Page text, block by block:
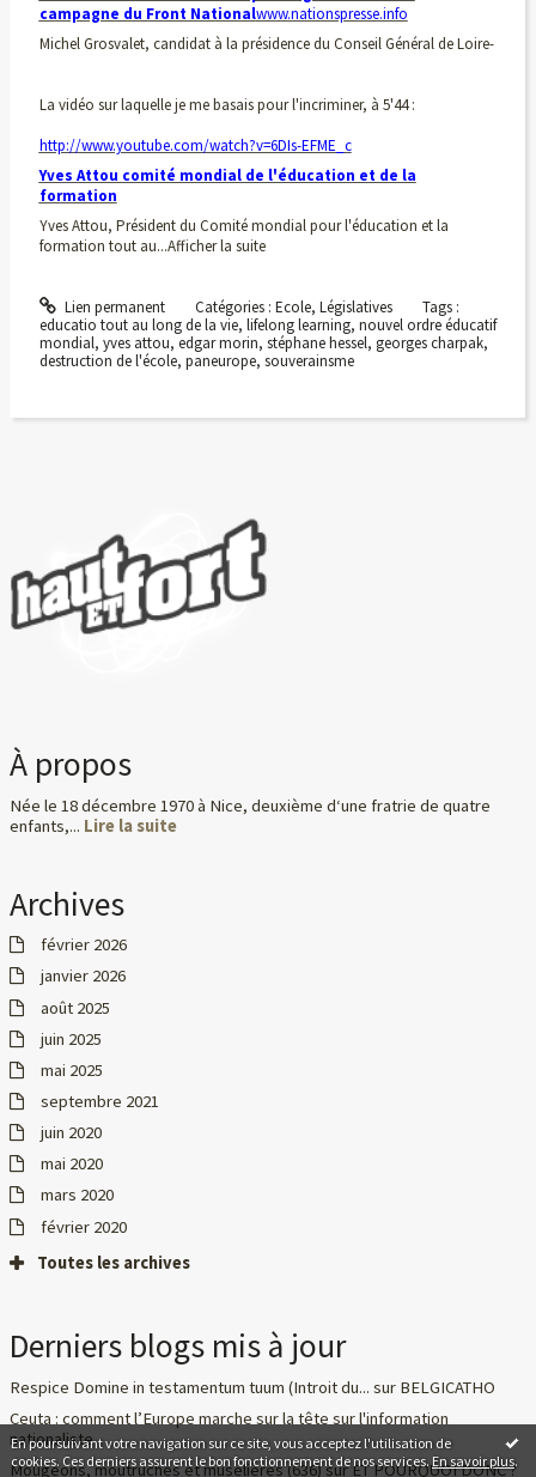
En poursuivant votre navigation sur ce site, vous acceptez l'utilisation de
cookies. Ces derniers assurent le bon fonctionnement de nos services. En savoir plus.
campagne du Front Nationalwww.nationspresse.info
Michel Grosvalet, candidat à la présidence du Conseil Général de Loire-
La vidéo sur laquelle je me basais pour l'incriminer, à 5'44 :
http://www.youtube.com/watch?v=6DIs-EFME_c
Yves Attou comité mondial de l'éducation et de la
formation
Yves Attou, Président du Comité mondial pour l'éducation et la
formation tout au...Afficher la suite
Lien permanent Catégories : Ecole, Législatives
Tags :
educatio tout au long de la vie, lifelong learning, nouvel ordre éducatif
mondial, yves attou, edgar morin, stéphane hessel, georges charpak,
destruction de l'école, paneurope, souverainsme
À propos
Née le 18 décembre 1970 à Nice, deuxième d‘une fratrie de quatre
enfants,... Lire la suite
Archives
février 2026
janvier 2026
août 2025
juin 2025
mai 2025
septembre 2021
juin 2020
mai 2020
mars 2020
février 2020
Toutes les archives
Derniers blogs mis à jour
Respice Domine in testamentum tuum (Introit du... sur BELGICATHO
Ceuta : comment l’Europe marche sur la tête surl'information
nationaliste
Mougeons, moutruches et muselières (636)surET POURQUOI DONC ?